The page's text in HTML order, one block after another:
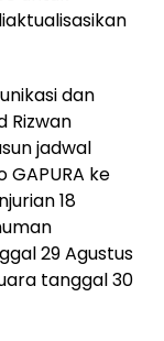
dan
Rizwan
jadwal
ke
18
29 Agustus
tanggal 30